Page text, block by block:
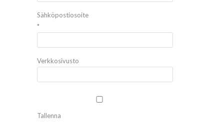
Sähköpostiosoite
*
Verkkosivusto
Tallenna